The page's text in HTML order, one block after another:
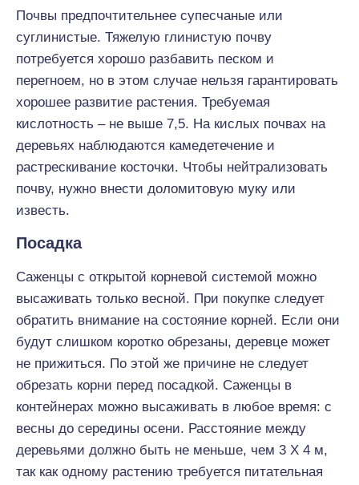
Почвы предпочтительнее супесчаные или
суглинистые. Тяжелую глинистую почву
потребуется хорошо разбавить песком и
перегноем, но в этом случае нельзя гарантировать
хорошее развитие растения. Требуемая
кислотность – не выше 7,5. На кислых почвах на
деревьях наблюдаются камедетечение и
растрескивание косточки. Чтобы нейтрализовать
почву, нужно внести доломитовую муку или
известь.
Посадка
Саженцы с открытой корневой системой можно
высаживать только весной. При покупке следует
обратить внимание на состояние корней. Если они
будут слишком коротко обрезаны, деревце может
не прижиться. По этой же причине не следует
обрезать корни перед посадкой. Саженцы в
контейнерах можно высаживать в любое время: с
весны до середины осени. Расстояние между
деревьями должно быть не меньше, чем 3 Х 4 м,
так как одному растению требуется питательная